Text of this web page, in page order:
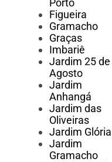
Porto
Figueira
Gramacho
Graças
Imbariê
Jardim 25 de
Agosto
Jardim
Anhangá
Jardim das
Oliveiras
Jardim Glória
Jardim
Gramacho